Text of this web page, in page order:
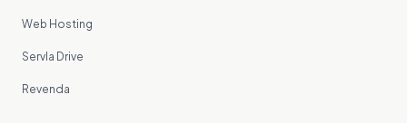
Web Hosting
Servla Drive
Revenda